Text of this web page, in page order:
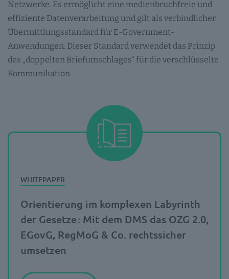
Netzwerke. Es ermöglicht eine medienbruchfreie und
effiziente Datenverarbeitung und gilt als verbindlicher
Übermittlungsstandard für E-Government-
Anwendungen. Dieser Standard verwendet das Prinzip
des „doppelten Briefumschlages“ für die verschlüsselte
Kommunikation.
Orientierung im komplexen Labyrinth
der Gesetze: Mit dem DMS das OZG 2.0,
EGovG, RegMoG & Co. rechtssicher
umsetzen